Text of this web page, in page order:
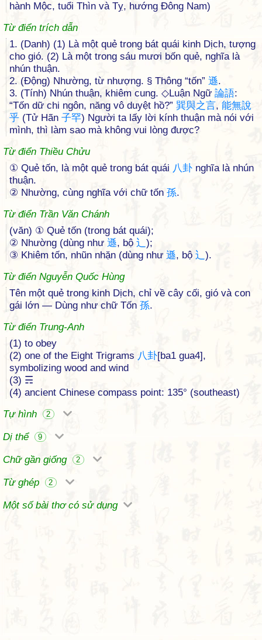
hành Mộc, tuổi Thìn và Tỵ, hướng Đông Nam)
Từ điển trích dẫn
1. (Danh) (1) Là một quẻ trong bát quái kinh Dịch, tượng
cho gió. (2) Là một trong sáu mươi bốn quẻ, nghĩa là
nhún thuận.
2. (Động) Nhường, từ nhượng. § Thông “tốn” 遜.
3. (Tính) Nhún thuận, khiêm cung. ◇Luận Ngữ 論語:
“Tốn dữ chi ngôn, năng vô duyệt hồ?” 巽與之言, 能無說
乎 (Tử Hãn 子罕) Người ta lấy lời kính thuận mà nói với
mình, thì làm sao mà không vui lòng được?
Từ điển Thiều Chửu
① Quẻ tốn, là một quẻ trong bát quái 八卦 nghĩa là nhún
thuận.
② Nhường, cùng nghĩa với chữ tốn 孫.
Từ điển Trần Văn Chánh
(văn) ① Quẻ tốn (trong bát quái);
② Nhường (dùng như 遜, bộ 辶 );
③ Khiêm tốn, nhũn nhặn (dùng như 遜, bộ 辶 ).
Từ điển Nguyễn Quốc Hùng
Tên một quẻ trong kinh Dịch, chỉ về cây cối, gió và con
gái lớn — Dùng như chữ Tốn 孫.
Từ điển Trung-Anh
(1) to obey
(2) one of the Eight Trigrams 八卦[ba1 gua4],
symbolizing wood and wind
(3) ☴
(4) ancient Chinese compass point: 135° (southeast)
Tự hình
2
Dị thể 9
Chữ gần giống 2
Từ ghép 2
Một số bài thơ có sử dụng